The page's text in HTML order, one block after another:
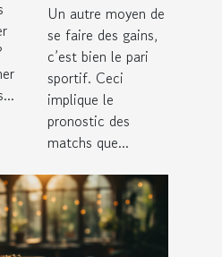
Un autre moyen de
se faire des gains,
c’est bien le pari
sportif. Ceci
implique le
pronostic des
matchs que...